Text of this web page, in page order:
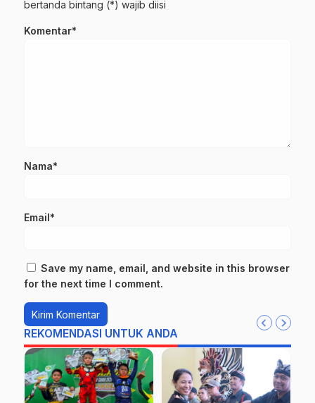
bertanda bintang (*) wajib diisi
Komentar*
Nama*
Email*
Save my name, email, and website in this browser
for the next time I comment.
REKOMENDASI UNTUK ANDA